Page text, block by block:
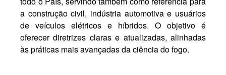
a construção civil, indústria automotiva e usuários
de veículos elétricos e híbridos. O objetivo é
oferecer diretrizes claras e atualizadas, alinhadas
às práticas mais avançadas da ciência do fogo.